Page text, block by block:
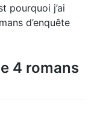
pourquoi j’ai
d’enquête
4 romans